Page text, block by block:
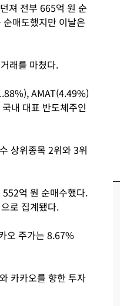
져 전부 665억 원 순
매도했지만 이날은
래를 마쳤다.
AMAT(4.49%)
내 대표 반도체주인
상위종목 2위와 3위
억 원 순매수했다.
로 집계됐다.
오 주가는 8.67%
카카오를 향한 투자